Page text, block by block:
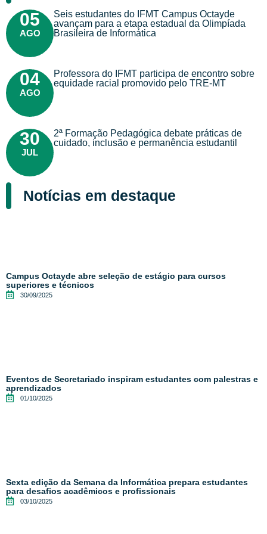
05
AGO
Seis estudantes do IFMT Campus Octayde
avançam para a etapa estadual da Olimpíada
Brasileira de Informática
04
AGO
Professora do IFMT participa de encontro sobre
equidade racial promovido pelo TRE-MT
30
JUL
2ª Formação Pedagógica debate práticas de
cuidado, inclusão e permanência estudantil
Notícias em destaque
Campus Octayde abre seleção de estágio para cursos
superiores e técnicos
30/09/2025
Eventos de Secretariado inspiram estudantes com palestras e
aprendizados
01/10/2025
Sexta edição da Semana da Informática prepara estudantes
para desafios acadêmicos e profissionais
03/10/2025